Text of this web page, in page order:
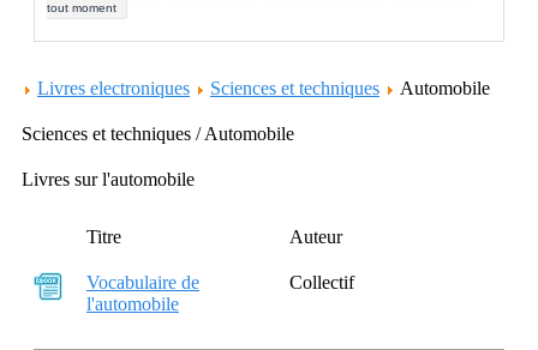
tout moment
Livres electroniques Sciences et techniques Automobile
Sciences et techniques / Automobile
Livres sur l'automobile
Titre Auteur
Vocabulaire de
l'automobile
Collectif